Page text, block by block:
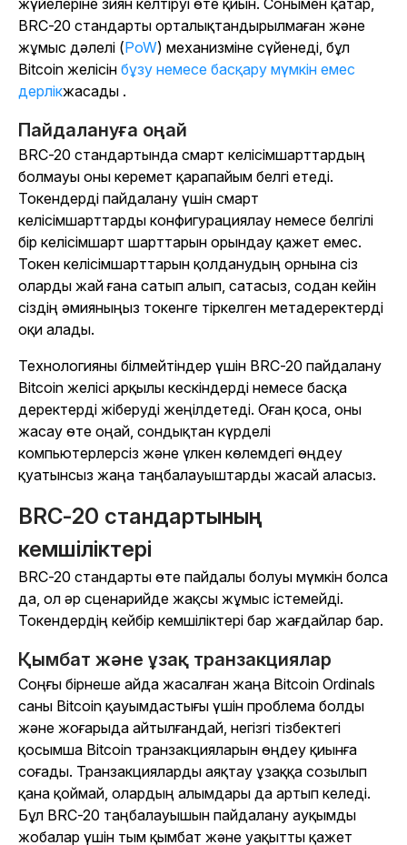
жүйелеріне зиян келтіруі өте қиын. Сонымен қатар,
BRC-20 стандарты орталықтандырылмаған және
жұмыс дәлелі (PoW) механизміне сүйенеді, бұл
Bitcoin желісін бұзу немесе басқару мүмкін емес
дерлікжасады .
Пайдалануға оңай
BRC-20 стандартында смарт келісімшарттардың
болмауы оны керемет қарапайым белгі етеді.
Токендерді пайдалану үшін смарт
келісімшарттарды конфигурациялау немесе белгілі
бір келісімшарт шарттарын орындау қажет емес.
Токен келісімшарттарын қолданудың орнына сіз
оларды жай ғана сатып алып, сатасыз, содан кейін
сіздің әмияныңыз токенге тіркелген метадеректерді
оқи алады.
Технологияны білмейтіндер үшін BRC-20 пайдалану
Bitcoin желісі арқылы кескіндерді немесе басқа
деректерді жіберуді жеңілдетеді. Оған қоса, оны
жасау өте оңай, сондықтан күрделі
компьютерлерсіз және үлкен көлемдегі өңдеу
қуатынсыз жаңа таңбалауыштарды жасай аласыз.
BRC-20 стандартының
кемшіліктері
BRC-20 стандарты өте пайдалы болуы мүмкін болса
да, ол әр сценарийде жақсы жұмыс істемейді.
Токендердің кейбір кемшіліктері бар жағдайлар бар.
Қымбат және ұзақ транзакциялар
Соңғы бірнеше айда жасалған жаңа Bitcoin Ordinals
саны Bitcoin қауымдастығы үшін проблема болды
және жоғарыда айтылғандай, негізгі тізбектегі
қосымша Bitcoin транзакцияларын өңдеу қиынға
соғады. Транзакцияларды аяқтау ұзаққа созылып
қана қоймай, олардың алымдары да артып келеді.
Бұл BRC-20 таңбалауышын пайдалану ауқымды
жобалар үшін тым қымбат және уақытты қажет